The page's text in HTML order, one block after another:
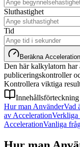
Sluthastighet
Tid
Beräkna Acceleration
Den här kalkylatorn har
publiceringskontroller
Kontrollera viktiga
Innehållsförteckning
Hur man AnvänderVad
av AccelerationVerkliga
AccelerationVanliga